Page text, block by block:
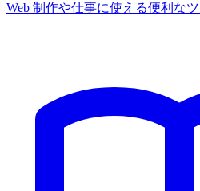
Web 制作や仕事に使える便利な